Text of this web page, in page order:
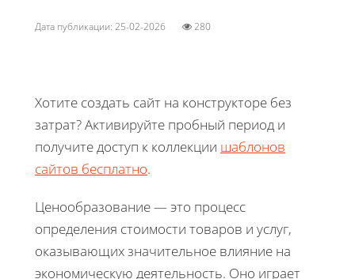
Дата публикации: 25-02-2026 280
Хотите создать сайт на конструкторе без
затрат? Активируйте пробный период и
получите доступ к коллекции шаблонов
сайтов бесплатно.
Ценообразование — это процесс
определения стоимости товаров и услуг,
оказывающих значительное влияние на
экономическую деятельность. Оно играет